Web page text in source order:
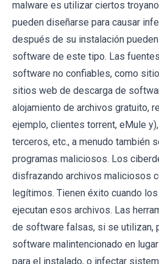
malware es utilizar ciertos
pueden diseñarse para causar
después de su instalación
software de este tipo. Las
software no confiables, como
sitios web de descarga de
alojamiento de archivos gratuito,
ejemplo, clientes torrent, eMule
terceros, etc., a menudo también
programas maliciosos. Los
disfrazando archivos maliciosos
legítimos. Tienen éxito cuando
ejecutan esos archivos. Las
de software falsas, si se utilizan,
software malintencionado en
para el instalado, o infectar